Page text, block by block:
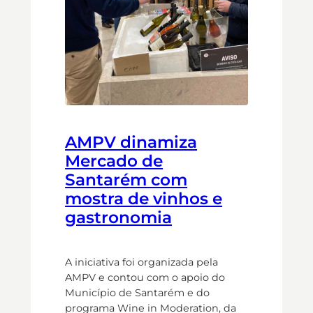
AMPV dinamiza
Mercado de
Santarém com
mostra de vinhos e
gastronomia
A iniciativa foi organizada pela
AMPV e contou com o apoio do
Município de Santarém e do
programa Wine in Moderation, da